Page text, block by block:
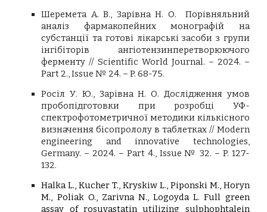
Шеремета А. В., Зарівна Н. О. Порівняльний
аналіз фармакопейних монографій на
субстанції та готові лікарські засоби з групи
інгібіторів ангіотензинперетворюючого
ферменту // Scientific World Journal. – 2024. –
Part 2., Issue № 24. – P. 68-75.
Росіл У. Ю., Зарівна Н. О. Дослідження умов
пробопідготовки при розробці УФ-
спектрофотометричної методики кількісного
визначення бісопрололу в таблетках // Modern
engineering and innovative technologies,
Germany. – 2024. – Part 4., Issue № 32. – P. 127-
132.
Halka L., Kucher T., Kryskiw L., Piponski M., Horyn
M., Poliak O., Zarivna N., Logoyda L. Full green
assay of rosuvastatin utilizing sulphophtalein